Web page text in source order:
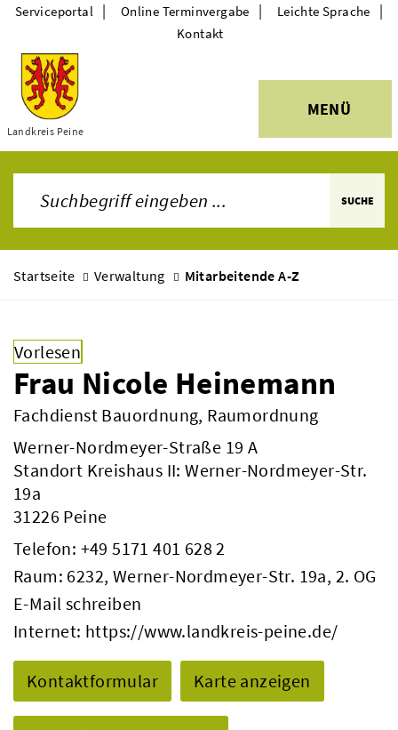
Themen
Landkreis Peine
MENÜ
Serviceportal | Online Terminvergabe | Leichte Sprache |
Kontakt
SUCHE
Startseite Verwaltung Mitarbeitende A-Z
Vorlesen
Frau Nicole Heinemann
Fachdienst Bauordnung, Raumordnung
Werner-Nordmeyer-Straße 19 A
Standort Kreishaus II: Werner-Nordmeyer-Str.
19a
31226 Peine
Telefon: +49 5171 401 628 2
Raum: 6232, Werner-Nordmeyer-Str. 19a, 2. OG
E-Mail schreiben
Internet: https://www.landkreis-peine.de/
Kontaktformular Karte anzeigen